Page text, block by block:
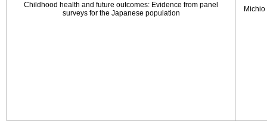
Childhood health and future outcomes: Evidence from panel
surveys for the Japanese population
Michio